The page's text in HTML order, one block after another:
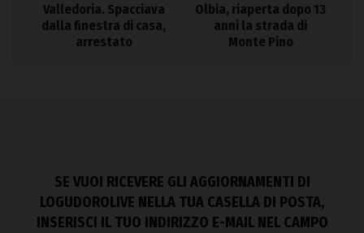
Valledoria. Spacciava
dalla finestra di casa,
arrestato
Olbia, riaperta dopo 13
anni la strada di
Monte Pino
SE VUOI RICEVERE GLI AGGIORNAMENTI DI
LOGUDOROLIVE NELLA TUA CASELLA DI POSTA,
INSERISCI IL TUO INDIRIZZO E-MAIL NEL CAMPO